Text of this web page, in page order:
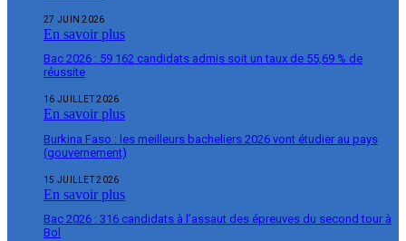
27 JUIN 2026
En savoir plus
Bac 2026 : 59 162 candidats admis soit un taux de 55,69 % de
réussite
16 JUILLET 2026
En savoir plus
Burkina Faso : les meilleurs bacheliers 2026 vont étudier au pays
(gouvernement)
15 JUILLET 2026
En savoir plus
Bac 2026 : 316 candidats à l’assaut des épreuves du second tour à
Bol